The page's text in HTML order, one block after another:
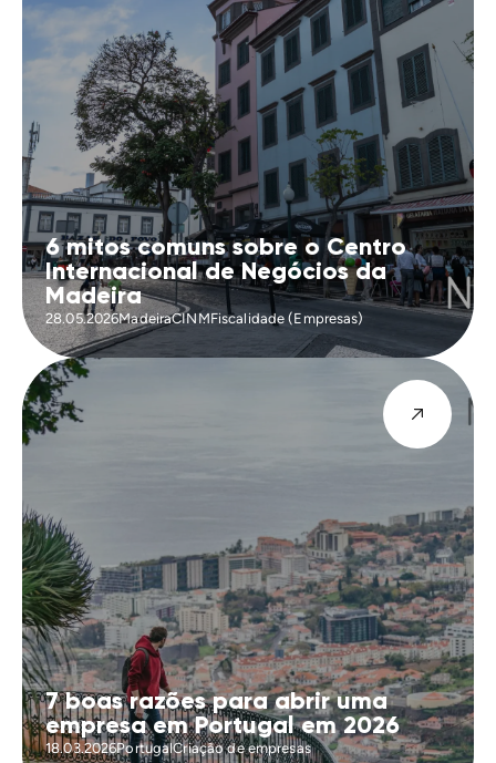
6 mitos comuns sobre o Centro
Internacional de Negócios da
Madeira
28.05.2026MadeiraCINMFiscalidade (Empresas)
7 boas razões para abrir uma
empresa em Portugal em 2026
18.03.2026PortugalCriação de empresas